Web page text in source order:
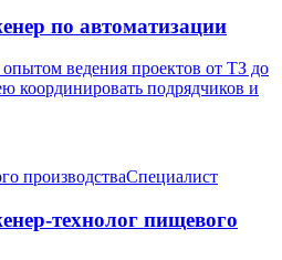
по автоматизации
ведения проектов от ТЗ до
координировать подрядчиков и
производстваСпециалист
технолог пищевого